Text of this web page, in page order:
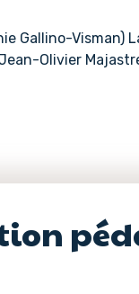
Gallino-Visman)
Olivier